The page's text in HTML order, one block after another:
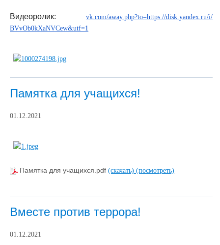
Видеоролик: vk.com/away.php?to=https://disk.yandex.ru/i/
BVvOb0kXaNVCew&utf=1
Памятка для учащихся!
01.12.2021
Памятка для учащихся.pdf (скачать) (посмотреть)
Вместе против террора!
01.12.2021